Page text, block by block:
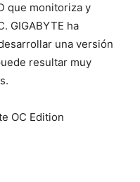
que monitoriza y
GIGABYTE ha
una versión
resultar muy
OC Edition